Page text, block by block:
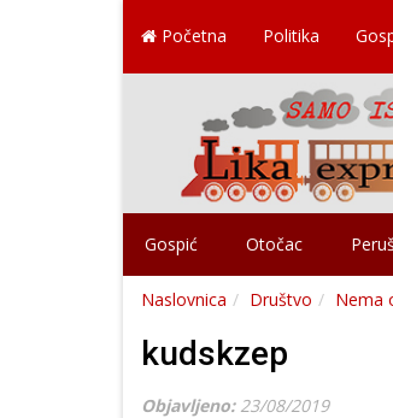
Početna Politika
Gospić Otočac
Naslovnica Društvo Nema
kudskzep
Objavljeno: 23/08/2019